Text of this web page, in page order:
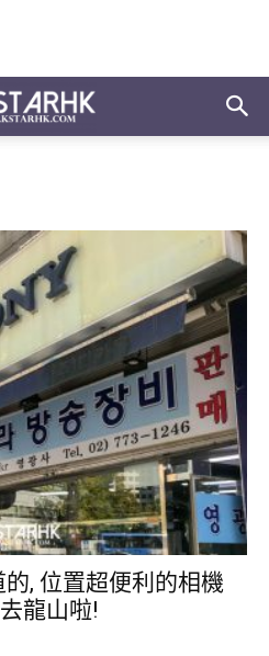
, 位置超便利的相機
龍山啦!